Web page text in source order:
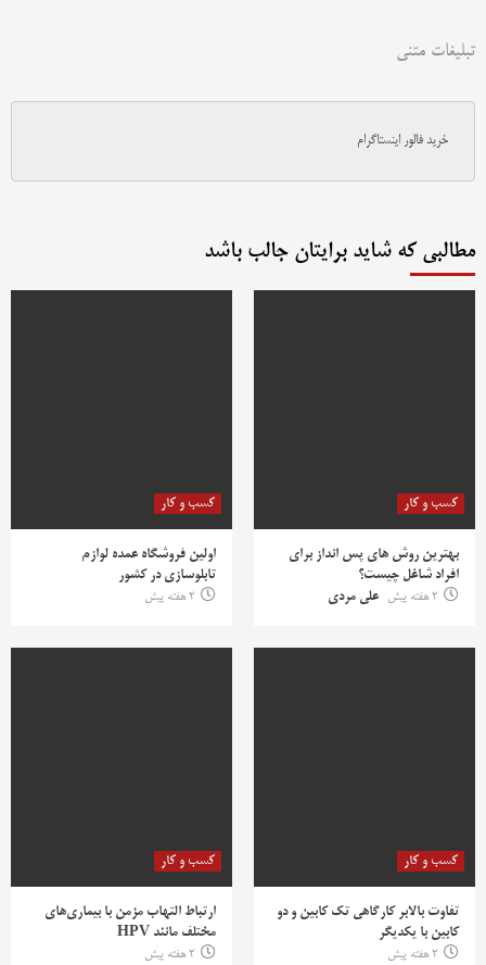
تبلیغات متنی
خرید فالور اینستاگرام
مطالبی که شاید برایتان جالب باشد
کسب و کار
بهترین روش‌ های پس‌ انداز برای
افراد شاغل چیست؟
2 هفته پیش
علی مردی
کسب و کار
اولین فروشگاه عمده لوازم
تابلوسازی در کشور
2 هفته پیش
کسب و کار
تفاوت بالابر کارگاهی تک کابین و دو
کابین با یکدیگر
2 هفته پیش
کسب و کار
ارتباط التهاب مزمن با بیماری‌های
مختلف مانند HPV
2 هفته پیش